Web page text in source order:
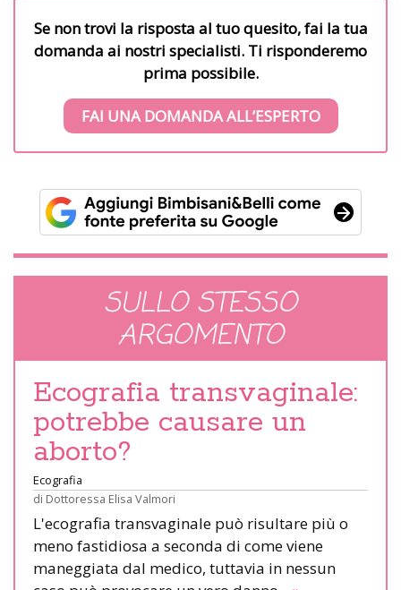
Se non trovi la risposta al tuo quesito, fai la tua
domanda ai nostri specialisti. Ti risponderemo
prima possibile.
FAI UNA DOMANDA ALL’ESPERTO
SULLO STESSO
ARGOMENTO
Ecografia transvaginale:
potrebbe causare un
aborto?
Ecografia
di Dottoressa Elisa Valmori
L'ecografia transvaginale può risultare più o
meno fastidiosa a seconda di come viene
maneggiata dal medico, tuttavia in nessun